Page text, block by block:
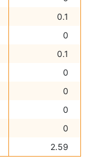
0.1
0
0.1
0
0
0
0
2.59